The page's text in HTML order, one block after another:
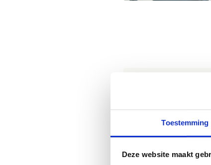
Toestemming
Deze website maakt
schoolbussen. Goed
gratis.
Laat jouw school